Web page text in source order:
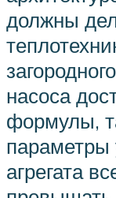
должны
насоса
формулы,
параметры
агрегата